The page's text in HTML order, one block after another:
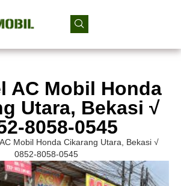
AC Mobil Honda
Utara, Bekasi √
8058-0545
Mobil Honda Cikarang Utara, Bekasi √
0852-8058-0545